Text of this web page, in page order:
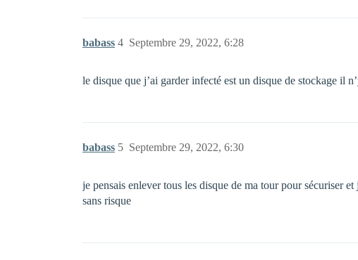
babass Septembre 29, 2022, 6:28
4
le disque que j’ai garder infecté est un disque de stockage il
babass Septembre 29, 2022, 6:30
5
je pensais enlever tous les disque de ma tour pour sécuriser
sans risque